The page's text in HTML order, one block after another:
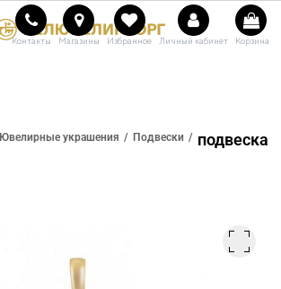
Контакты Магазины Избранное Личный кабинет Корзина
Ювелирные украшения Подвески подвеска